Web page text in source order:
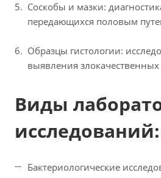
Соскобы и мазки:
передающихся половым
Образцы гистологии:
выявления
Виды
исследований:
Бактериологические